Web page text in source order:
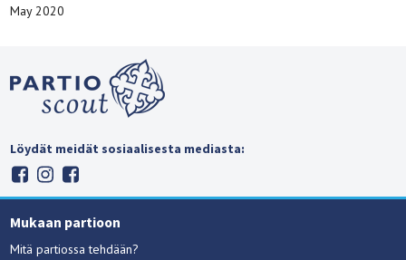
May 2020
Löydät meidät sosiaalisesta mediasta:
Mukaan partioon
Mitä partiossa tehdään?